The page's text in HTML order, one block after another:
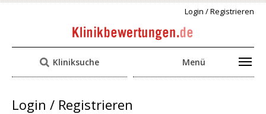
Login / Registrieren
Kliniksuche Menü
Login / Registrieren